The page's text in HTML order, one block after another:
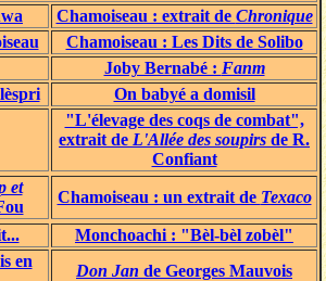
Chamoiseau : extrait de Chronique
Chamoiseau : Les Dits de Solibo
Joby Bernabé : Fanm
On babyé a domisil
"L'élevage des coqs de combat",
extrait de L'Allée des soupirs de R.
Confiant
et
Chamoiseau : un extrait de Texaco
Monchoachi : "Bèl-bèl zobèl"
en
Don Jan de Georges Mauvois